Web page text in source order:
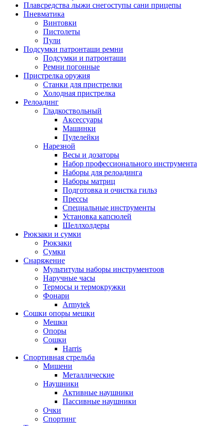
Плавсредства лыжи снегоступы сани прицепы
Пневматика
Винтовки
Пистолеты
Пули
Подсумки патронташи ремни
Подсумки и патронташи
Ремни погонные
Пристрелка оружия
Станки для пристрелки
Холодная пристрелка
Релоадинг
Гладкоствольный
Аксессуары
Машинки
Пулелейки
Нарезной
Весы и дозаторы
Набор профессионального инструмента
Наборы для релоадинга
Наборы матриц
Подготовка и очистка гильз
Прессы
Специальные инструменты
Установка капсюлей
Шеллхолдеры
Рюкзаки и сумки
Рюкзаки
Сумки
Снаряжение
Мультитулы наборы инструментоов
Наручные часы
Термосы и термокружки
Фонари
Armytek
Сошки опоры мешки
Мешки
Опоры
Сошки
Harris
Спортивная стрельба
Мишени
Металлические
Наушники
Активные наушники
Пассивные наушники
Очки
Спортинг